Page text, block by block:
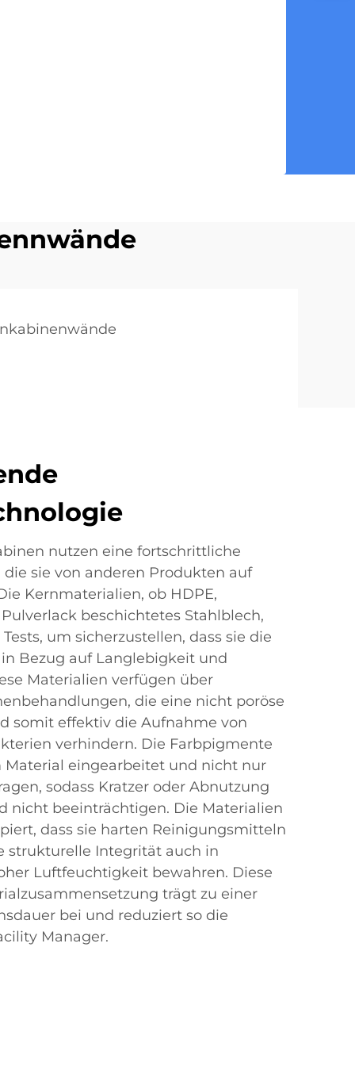
nutzen eine fortschrittliche
sie von anderen Produkten auf
Kernmaterialien, ob HDPE,
beschichtetes Stahlblech,
um sicherzustellen, dass sie die
Bezug auf Langlebigkeit und
Materialien verfügen über
die eine nicht poröse
somit effektiv die Aufnahme von
verhindern. Die Farbpigmente
eingearbeitet und nicht nur
sodass Kratzer oder Abnutzung
nicht beeinträchtigen. Die Materialien
dass sie harten Reinigungsmitteln
strukturelle Integrität auch in
Luftfeuchtigkeit bewahren. Diese
trägt zu einer
bei und reduziert so die
Manager.